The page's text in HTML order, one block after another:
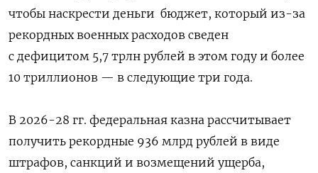
чтобы наскрести деньги бюджет, который из-за
рекордных военных расходов сведен
с дефицитом 5,7 трлн рублей в этом году и более
10 триллионов — в следующие три года.
В 2026-28 гг. федеральная казна рассчитывает
получить рекордные 936 млрд рублей в виде
штрафов, санкций и возмещений ущерба,